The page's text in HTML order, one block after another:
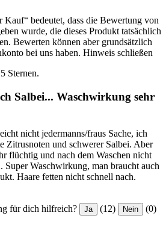
Kauf“ bedeutet, dass die Bewertung von
wurde, die dieses Produkt tatsächlich
Bewerten können aber grundsätzlich
bei uns haben. Hinweis schließen
Sternen.
Salbei... Waschwirkung sehr
nicht jedermanns/fraus Sache, ich
Zitrusnoten und schwerer Salbei. Aber
flüchtig und nach dem Waschen nicht
Super Waschwirkung, man braucht auch
Haare fetten nicht schnell nach.
für dich hilfreich? Ja (12) Nein (0)